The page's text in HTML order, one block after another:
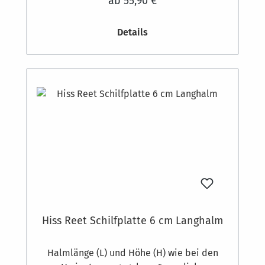
Dämmplatten werden am Mauerwerk oder
Dämmstoffdübeln befestigt. Bedarf ca. 7
Details
Hiss Reet Schilfplatte 6 cm Langhalm
Halmlänge (L) und Höhe (H) wie bei den